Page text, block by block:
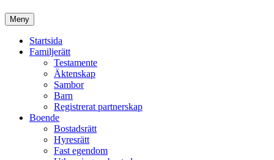
Meny
Startsida
Familjerätt
Testamente
Äktenskap
Sambor
Barn
Registrerat partnerskap
Boende
Bostadsrätt
Hyresrätt
Fast egendom